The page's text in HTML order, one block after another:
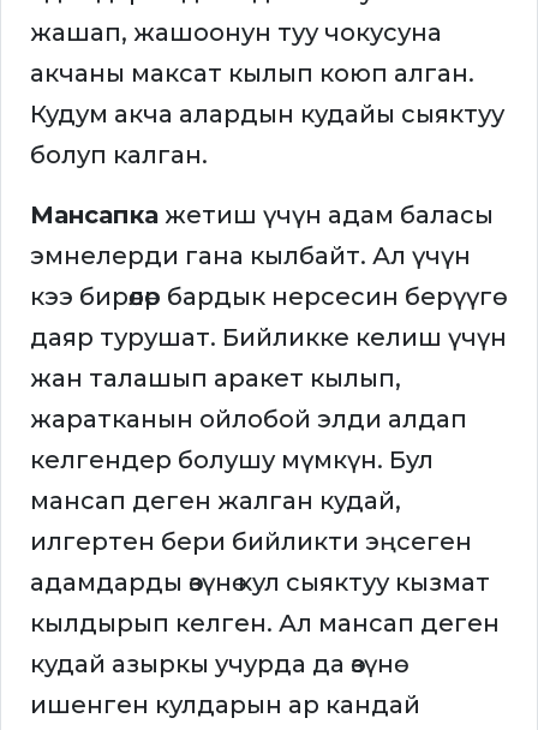
жашап, жашоонун туу чокусуна
акчаны максат кылып коюп алган.
Кудум акча алардын кудайы сыяктуу
болуп калган.
Мансапка жетиш үчүн адам баласы
эмнелерди гана кылбайт. Ал үчүн
кээ бирөөлөр бардык нерсесин берүүгө
даяр турушат. Бийликке келиш үчүн
жан талашып аракет кылып,
жаратканын ойлобой элди алдап
келгендер болушу мүмкүн. Бул
мансап деген жалган кудай,
илгертен бери бийликти эңсеген
адамдарды өзүнө кул сыяктуу кызмат
кылдырып келген. Ал мансап деген
кудай азыркы учурда да өзүнө
ишенген кулдарын ар кандай